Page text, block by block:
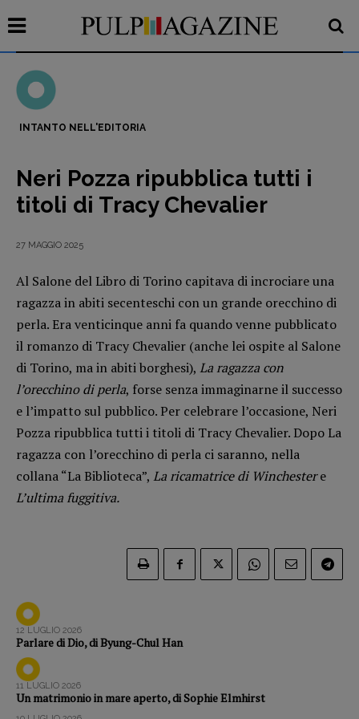
Recensioni
Primo Piano
Interviste
presente
Fumetti
Libro & Film
Pulp for kids
Opera prima
DOSSIER
12 dicembre
Blade Runner 40
Editoria
Intelligenza Artificiale
Pasolini 1922-2022
Psichedelia
Stranimondi
Tornare a Ballard
Vampirismi
INTANTO NELL'EDITORIA
Neri Pozza ripubblica tutti i
titoli di Tracy Chevalier
27 MAGGIO 2025
Al Salone del Libro di Torino capitava di incrociare una
ragazza in abiti secenteschi con un grande orecchino di
perla. Era venticinque anni fa quando venne pubblicato
il romanzo di Tracy Chevalier (anche lei ospite al Salone
di Torino, ma in abiti borghesi), La ragazza con
l’orecchino di perla, forse senza immaginarne il successo
e l’impatto sul pubblico. Per celebrare l’occasione, Neri
Pozza ripubblica tutti i titoli di Tracy Chevalier. Dopo La
ragazza con l’orecchino di perla ci saranno, nella
collana “La Biblioteca”, La ricamatrice di Winchestere
L’ultima fuggitiva.
12 LUGLIO 2026
Parlare di Dio, di Byung-Chul Han
11 LUGLIO 2026
Un matrimonio in mare aperto, di Sophie Elmhirst